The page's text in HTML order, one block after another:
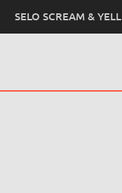
SELO SCREAM & YELL